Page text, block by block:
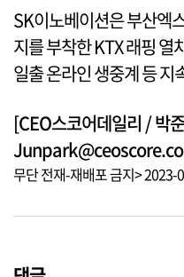
SK이노베이션은 부산엑
지를 부착한 KTX 래핑 열
일출 온라인 생중계 등
[CEO스코어데일리 / 박
무단 전재-재배포 금지> 2023-